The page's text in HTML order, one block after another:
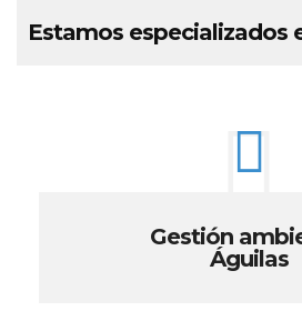
Estamos especializados
Gestión
Águilas